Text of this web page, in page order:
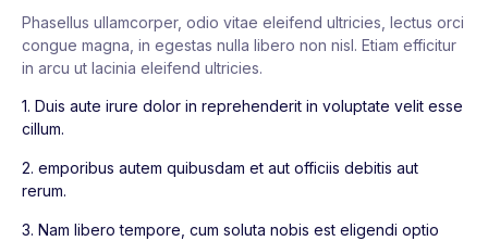
Phasellus ullamcorper, odio vitae eleifend ultricies, lectus orci
congue magna, in egestas nulla libero non nisl. Etiam efficitur
in arcu ut lacinia eleifend ultricies.
1. Duis aute irure dolor in reprehenderit in voluptate velit esse
cillum.
2. emporibus autem quibusdam et aut officiis debitis aut
rerum.
3. Nam libero tempore, cum soluta nobis est eligendi optio